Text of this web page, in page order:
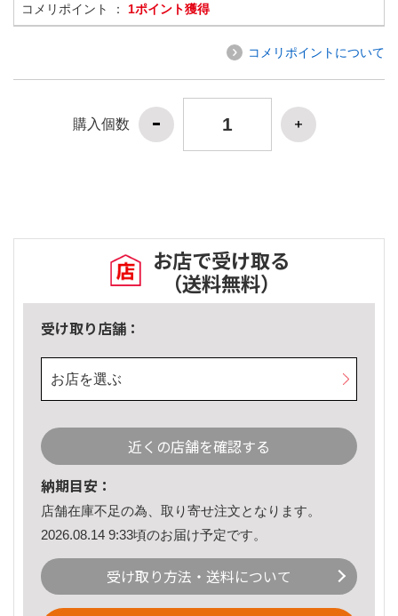
コメリポイント ： 1ポイント獲得
コメリポイントについて
購入個数
お店で受け取る
（送料無料）
受け取り店舗：
お店を選ぶ
近くの店舗を確認する
納期目安：
店舗在庫不足の為、取り寄せ注文となります。
2026.08.14 9:33頃のお届け予定です。
受け取り方法・送料について